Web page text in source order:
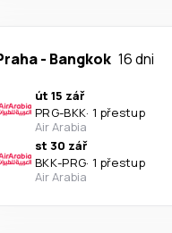
- Bangkok 16 dni
út 15 zář
PRG-BKK· 1 přestup
Air Arabia
st 30 zář
BKK-PRG· 1 přestup
Air Arabia